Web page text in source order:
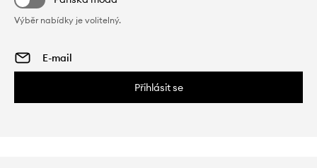
Výběr nabídky je volitelný.
Přihlásit se